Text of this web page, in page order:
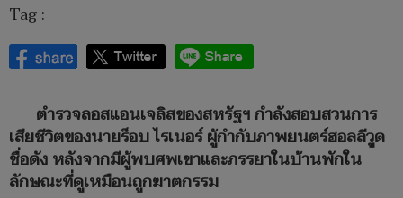
Tag :
ตำรวจลอสแอนเจลิสของสหรัฐฯ กำลังสอบสวนการ
เสียชีวิตของนายร็อบ ไรเนอร์ ผู้กำกับภาพยนตร์ฮอลลีวูด
ชื่อดัง หลังจากมีผู้พบศพเขาและภรรยาในบ้านพักใน
ลักษณะที่ดูเหมือนถูกฆาตกรรม